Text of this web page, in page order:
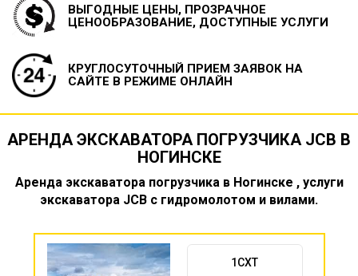
ВЫГОДНЫЕ ЦЕНЫ, ПРОЗРАЧНОЕ
ЦЕНООБРАЗОВАНИЕ, ДОСТУПНЫЕ УСЛУГИ
КРУГЛОСУТОЧНЫЙ ПРИЕМ ЗАЯВОК НА
САЙТЕ В РЕЖИМЕ ОНЛАЙН
АРЕНДА ЭКСКАВАТОРА ПОГРУЗЧИКА JCB В
НОГИНСКЕ
Аренда экскаватора погрузчика в Ногинске , услуги
экскаватора JCB с гидромолотом и вилами.
1CXT